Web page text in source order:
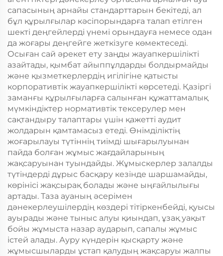
сапасының арнайы стандарттарын бекітеді, ал
бұл құрылғылар кәсіпорындарға талап етілген
шекті деңгейлерді үнемі орындауға немесе одан
да жоғары деңгейге жеткізуге көмектеседі.
Осыған сай әрекет ету заңды жауапкершілікті
азайтады, қымбат айыппұлдарды болдырмайды
және қызметкерлердің игілігіне қатысты
корпоративтік жауапкершілікті көрсетеді. Қазіргі
заманғы құрылғыларға салынған құжаттамалық
мүмкіндіктер нормативтік тексерулер мен
сақтандыру талаптары үшін қажетті аудит
жолдарын қамтамасыз етеді. Өнімділіктің
жоғарылауы түтіннің тиімді шығарылуынан
пайда болған жұмыс жағдайларының
жақсаруынан туындайды. Жұмыскерлер залалды
түтіндерді дұрыс басқару кезінде шаршамайды,
көрінісі жақсырақ болады және ыңғайлылығы
артады. Таза ауаның әсерімен
дәнекерлеушілердің көздері тітіркенбейді, қуысы
ауырады және тыныс алуы қиындап, ұзақ уақыт
бойы жұмыста назар аударып, сапалы жұмыс
істей алады. Ауру күндерін қысқарту және
жұмысшыларды ұстап қалудың жақсаруы жалпы